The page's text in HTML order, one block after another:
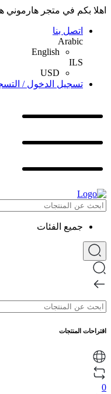
اهلا بكم في متجر هارموني
اتصل بنا
Arabic
English
ILS
USD
تسجيل الدخول /
جميع الفئات
اقتراحات المنتجات
0